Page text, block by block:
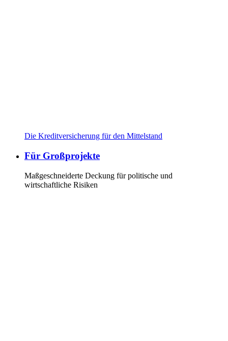
Die Kreditversicherung für den Mittelstand
Für Großprojekte
Maßgeschneiderte Deckung für politische und
wirtschaftliche Risiken